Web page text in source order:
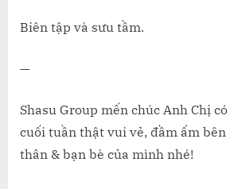
Biên tập và sưu tầm.
—
Shasu Group mến chúc Anh Chị
cuối tuần thật vui vẻ, đầm ấm
thân & bạn bè của mình nhé!